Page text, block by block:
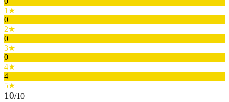
1★
0
2★
0
3★
0
4★
4
5★
10/10